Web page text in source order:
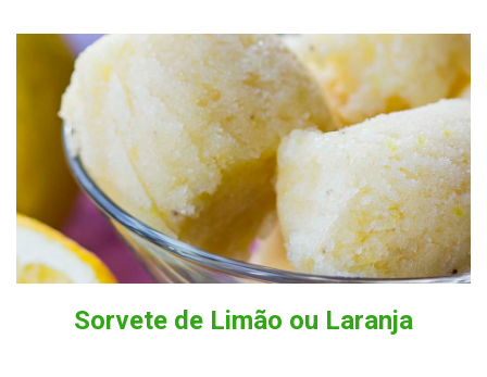
Sorvete de Limão ou Laranja